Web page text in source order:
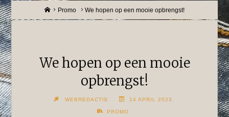
HomePromo We hopen op een mooie opbrengst!
We hopen op een mooie
opbrengst!
WEBREDACTIE 14 APRIL 2023
PROMO